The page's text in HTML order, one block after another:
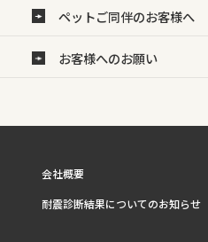
ペットご同伴のお客様へ
お客様へのお願い
会社概要
耐震診断結果についてのお知らせ